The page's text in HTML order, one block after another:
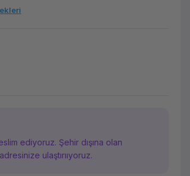
ediyoruz. Şehir dışına olan
ulaştırııyoruz.